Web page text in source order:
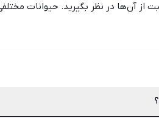
از آن‌ها در نظر بگیرید. حیوانات
آن‌ها به عنوان حیوان خانگی، باید به
مراقبت‌های بهداشتی و تفریح